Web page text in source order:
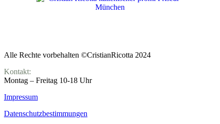
Alle Rechte vorbehalten ©CristianRicotta 2024
Kontakt:
Montag – Freitag 10-18 Uhr
Impressum
Datenschutz­bestimmungen